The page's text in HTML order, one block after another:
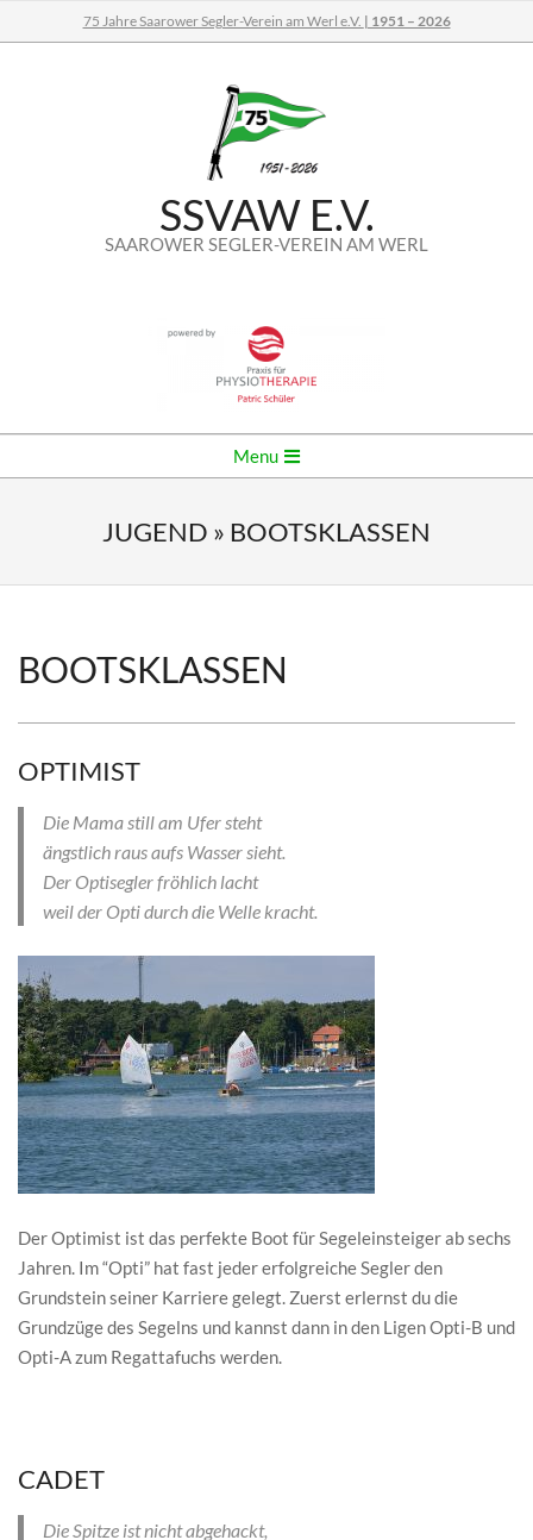
to
75 Jahre Saarower Segler-Verein am Werl e.V. | 1951 – 2026
SSVAW E.V.
SAAROWER SEGLER-VEREIN AM WERL
Navigation
Menu
JUGEND » BOOTSKLASSEN
BOOTSKLASSEN
OPTIMIST
Die Mama still am Ufer steht
ängstlich raus aufs Wasser sieht.
Der Optisegler fröhlich lacht
weil der Opti durch die Welle kracht.
Der Optimist ist das perfekte Boot für Segeleinsteiger ab sechs
Jahren. Im “Opti” hat fast jeder erfolgreiche Segler den
Grundstein seiner Karriere gelegt. Zuerst erlernst du die
Grundzüge des Segelns und kannst dann in den Ligen Opti-B und
Opti-A zum Regattafuchs werden.
CADET
Die Spitze ist nicht abgehackt,